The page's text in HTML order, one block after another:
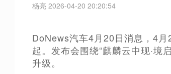
杨亮 2026-04-20 20:20:54
DoNews汽车4月20日消息，4
起。发布会围绕“麒麟云中现·境
升级。